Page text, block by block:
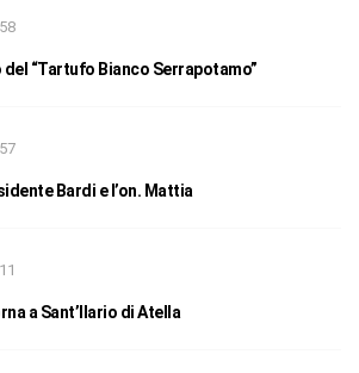
del “Tartufo Bianco Serrapotamo”
Bardi e l’on. Mattia
a Sant’Ilario di Atella